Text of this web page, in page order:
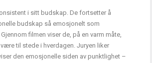
i sitt budskap. De fortsetter å
budskap så emosjonelt som
filmen viser de, på en varm måte,
til stede i hverdagen. Juryen liker
den emosjonelle siden av punktlighet –